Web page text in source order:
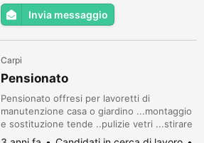
Invia messaggio
Carpi
Pensionato
Pensionato offresi per lavoretti di
manutenzione casa o giardino ...montaggio
e sostituzione tende ..pulizie vetri ...stirare
...pulizie pavimenti...o piccoli lavori di